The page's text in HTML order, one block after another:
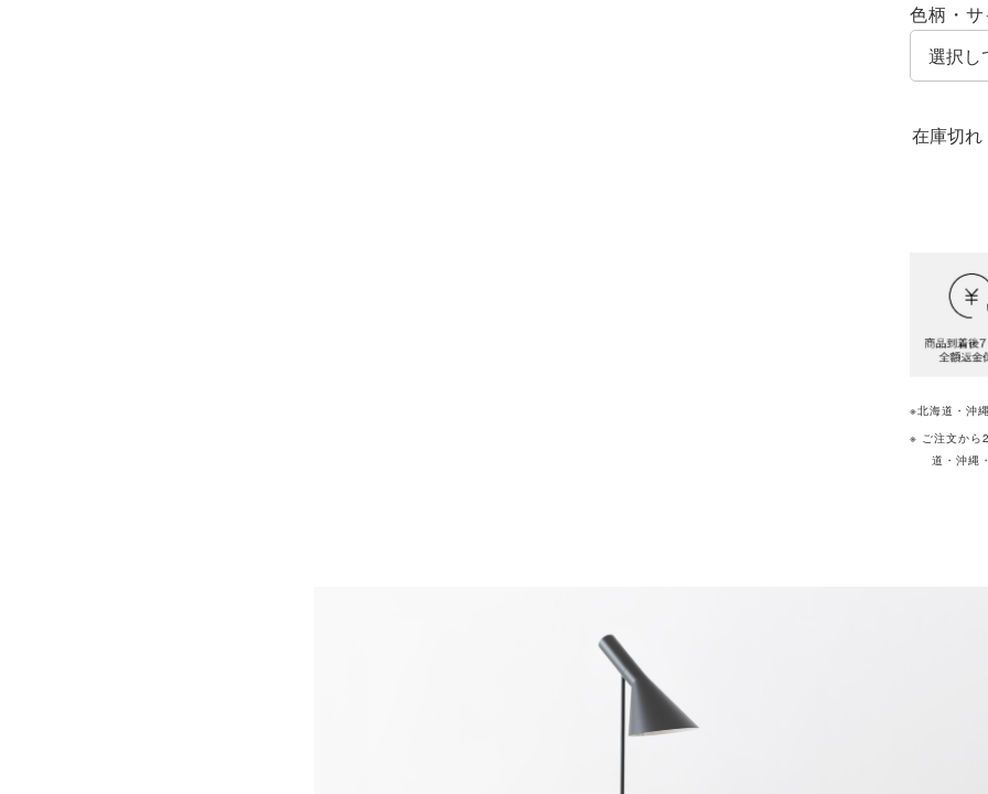
色柄・
※北海道・沖
※ ご注文から2~5営業日以内にお届け(土日祝日をまたぐご注文や、北海
道・沖縄